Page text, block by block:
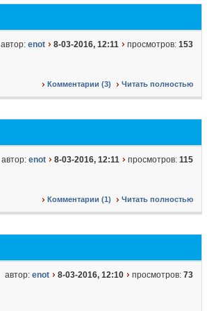
автор: enot 8-03-2016, 12:11 просмотров: 153
Комментарии (3) Читать полностью
автор: enot 8-03-2016, 12:11 просмотров: 115
Комментарии (1) Читать полностью
автор: enot 8-03-2016, 12:10 просмотров: 73